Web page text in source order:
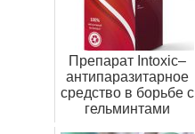
Препарат Intoxic–
антипаразитарное
средство в борьбе с
гельминтами